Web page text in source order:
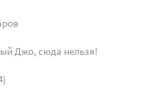
Джо, сюда нельзя!